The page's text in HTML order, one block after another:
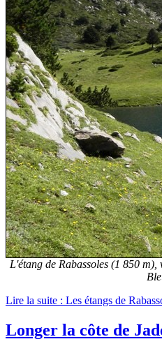
L'étang de Rabassoles (1 850
Lire la suite : Les étangs de
Longer la côte de